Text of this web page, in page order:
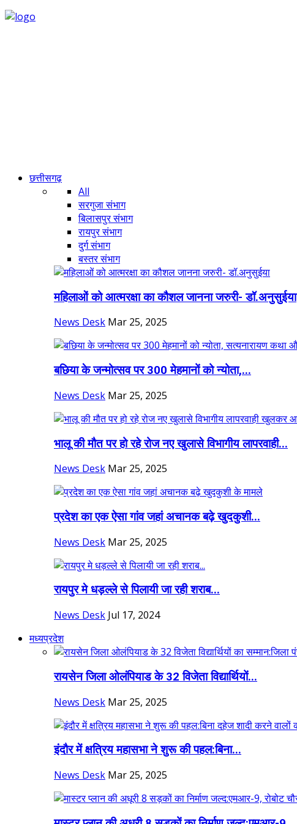
छत्तीसगढ़
All
सरगुजा संभाग
बिलासपुर संभाग
रायपुर संभाग
दुर्ग संभाग
बस्तर संभाग
महिलाओं को आत्मरक्षा का कौशल जानना जरुरी- डॉ.अनुसुईया
News Desk Mar 25, 2025
बछिया के जन्मोत्सव पर 300 मेहमानों को न्योता,...
News Desk Mar 25, 2025
भालू की मौत पर हो रहे रोज नए खुलासे विभागीय लापरवाही...
News Desk Mar 25, 2025
प्रदेश का एक ऐसा गांव जहां अचानक बढ़े खुदकुशी...
News Desk Mar 25, 2025
रायपुर मे धड़ल्ले से पिलायी जा रही शराब...
News Desk Jul 17, 2024
मध्यप्रदेश
रायसेन जिला ओलंपियाड के 32 विजेता विद्यार्थियों...
News Desk Mar 25, 2025
इंदौर में क्षत्रिय महासभा ने शुरू की पहल:बिना...
News Desk Mar 25, 2025